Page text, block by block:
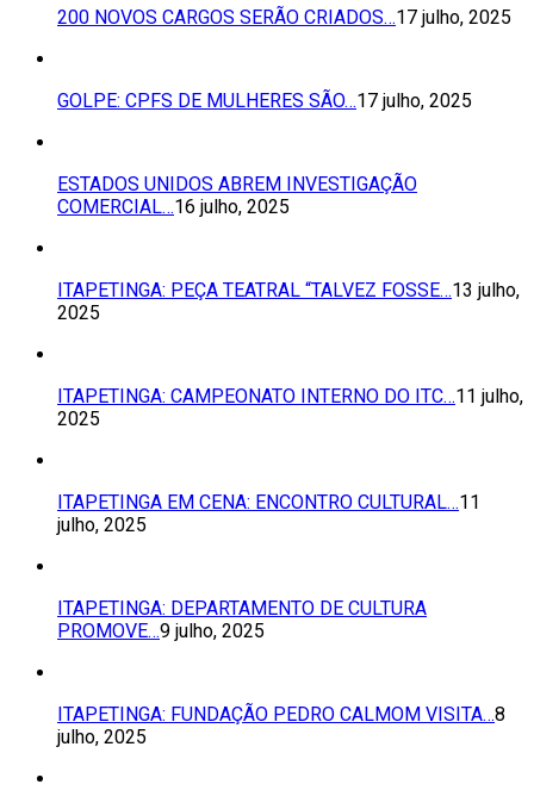
200 NOVOS CARGOS SERÃO CRIADOS…17 julho, 2025
GOLPE: CPFS DE MULHERES SÃO…17 julho, 2025
ESTADOS UNIDOS ABREM INVESTIGAÇÃO
COMERCIAL…16 julho, 2025
ITAPETINGA: PEÇA TEATRAL “TALVEZ FOSSE…13 julho,
2025
ITAPETINGA: CAMPEONATO INTERNO DO ITC…11 julho,
2025
ITAPETINGA EM CENA: ENCONTRO CULTURAL…11
julho, 2025
ITAPETINGA: DEPARTAMENTO DE CULTURA
PROMOVE…9 julho, 2025
ITAPETINGA: FUNDAÇÃO PEDRO CALMOM VISITA…8
julho, 2025